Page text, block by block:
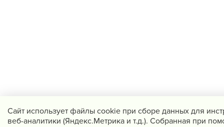
Cайт использует файлы cookie при сборе данных для
веб-аналитики (Яндекс.Метрика и т.д.). Собранная при